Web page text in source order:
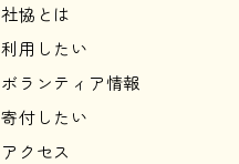
社協とは
利用したい
ボランティア情報
寄付したい
アクセス